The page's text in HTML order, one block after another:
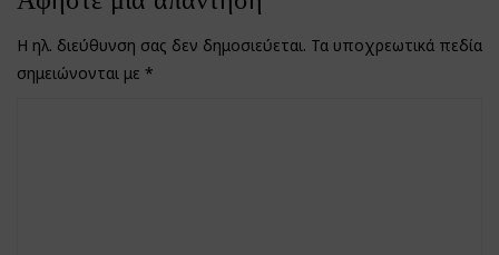
Η ηλ. διεύθυνση σας δεν δημοσιεύεται. Τα υποχρεωτικά πεδία
σημειώνονται με *